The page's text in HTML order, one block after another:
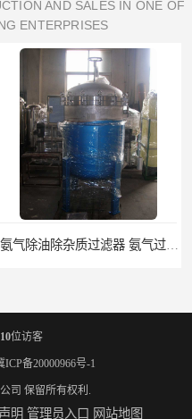
AND SALES IN ONE OF
ENTERPRISES
位访客
ICP备20000966号-1
司 保留所有权利.
明 管理员入口 网站地图